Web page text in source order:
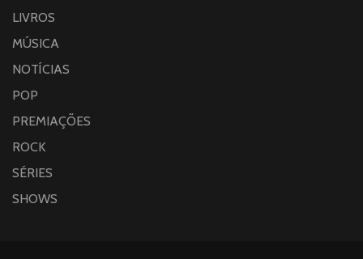
LIVROS
MÚSICA
NOTÍCIAS
POP
PREMIAÇÕES
ROCK
SÉRIES
SHOWS